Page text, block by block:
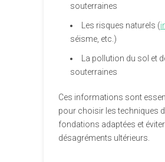
souterraines
Les risques naturels (
séisme, etc.)
La pollution du sol et
souterraines
Ces informations sont
pour choisir les techniques
fondations adaptées et
désagréments ultérieurs.